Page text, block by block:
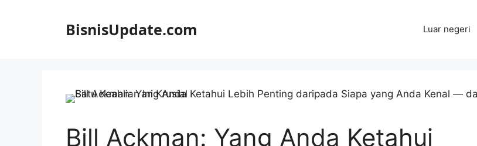
BisnisUpdate.com Luar negeri
Bill Ackman: Yang Anda Ketahui